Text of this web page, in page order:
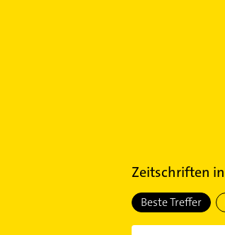
Zeitschriften in
Beste Treffer